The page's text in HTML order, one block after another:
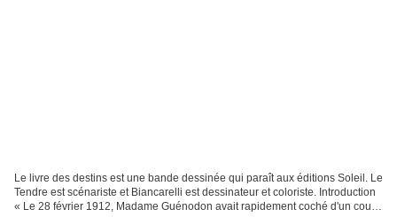
Le livre des destins est une bande dessinée qui paraît aux éditions Soleil. Le
Tendre est scénariste et Biancarelli est dessinateur et coloriste. Introduction
« Le 28 février 1912, Madame Guénodon avait rapidement coché d'un coup